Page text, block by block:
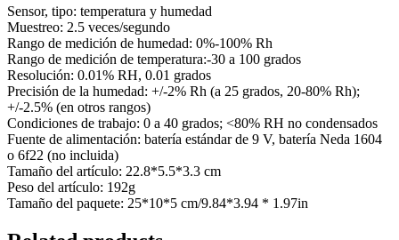
Sensor, tipo: temperatura y humedad
Muestreo: 2.5 veces/segundo
Rango de medición de humedad: 0%-100% Rh
Rango de medición de temperatura:-30 a 100 grados
Resolución: 0.01% RH, 0.01 grados
Precisión de la humedad: +/-2% Rh (a 25 grados, 20-80% Rh);
+/-2.5% (en otros rangos)
Condiciones de trabajo: 0 a 40 grados; <80% RH no condensados
Fuente de alimentación: batería estándar de 9 V, batería Neda 1604
o 6f22 (no incluida)
Tamaño del artículo: 22.8*5.5*3.3 cm
Peso del artículo: 192g
Tamaño del paquete: 25*10*5 cm/9.84*3.94 * 1.97in